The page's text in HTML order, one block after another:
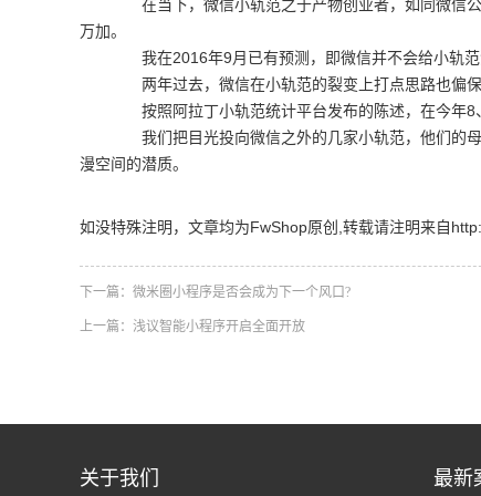
在当下，微信小轨范之于产物创业者，如同微信公
万加。
我在2016年9月已有预测，即微信并不会给小轨范
两年过去，微信在小轨范的裂变上打点思路也偏保
按照阿拉丁小轨范统计平台发布的陈述，在今年8
我们把目光投向微信之外的几家小轨范，他们的母
漫空间的潜质。
如没特殊注明，文章均为FwShop原创,转载请注明来自
下一篇： 微米圈小程序是否会成为下一个风口?
上一篇： 浅议智能小程序开启全面开放
关于我们 最新